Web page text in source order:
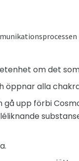
om det
öppnar alla
upp förbi